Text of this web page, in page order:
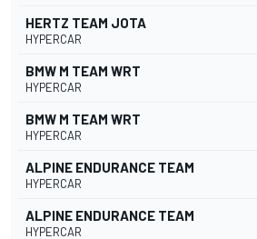
HERTZ TEAM JOTA
HYPERCAR
BMW M TEAM WRT
HYPERCAR
BMW M TEAM WRT
HYPERCAR
ALPINE ENDURANCE TEAM
HYPERCAR
ALPINE ENDURANCE TEAM
HYPERCAR